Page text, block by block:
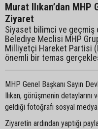
Murat Ilıkan’dan MHP
Ziyaret
Siyaset bilimci ve geçmiş
Belediye Meclisi MHP
Milliyetçi Hareket Partisi
önemli bir temas
MHP Genel Başkanı Sayın
Ilıkan, görüşmenin
geldiği fotoğrafı sosyal
Ziyaretin ardından yaptığı